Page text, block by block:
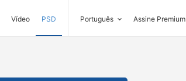
Vídeo PSD Português Assine Premium